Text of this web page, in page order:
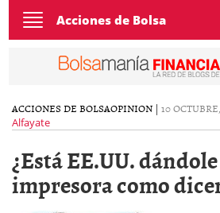
Toggle
navigation
Acciones de Bolsa
ACCIONES DE BOLSAOPINION | 10
Alfayate
¿Está EE.UU.
impresora como